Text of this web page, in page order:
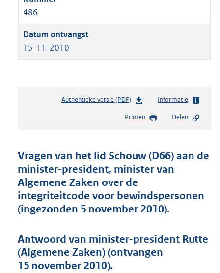
486
15-11-2010
Authentieke versie (PDF)b
s
d
s
g
r
o
e
:
Informatie
Printen Delen
Vragen van het lid Schouw (D66) aan de
minister-president, minister van
Algemene Zaken over de
integriteitcode voor bewindspersonen
(ingezonden 5 november 2010).
Antwoord van minister-president Rutte
(Algemene Zaken) (ontvangen
15 november 2010).